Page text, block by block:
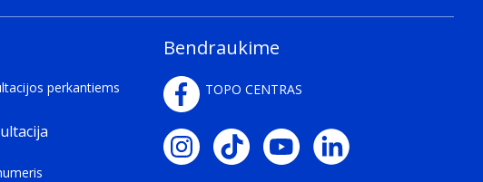
perkantiems
Bendraukime
TOPO CENTRAS